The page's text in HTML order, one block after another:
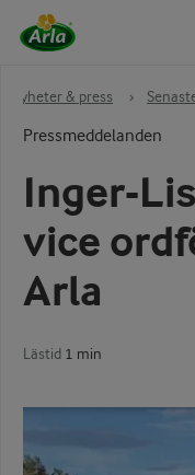
Nyheter & press ›
Pressmeddelanden
Inger-
vice
Arla
Lästid 1 min